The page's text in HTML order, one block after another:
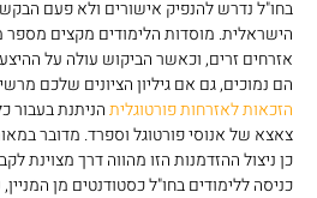
בחו"ל נדרש להנפיק אישורים ולא פעם
הישראלית. מוסדות הלימודים מקצים מספר
אזרחים זרים, וכאשר הביקוש עולה על
הם נמוכים, גם אם גיליון הציונים שלכם
הזכאות לאזרחות פורטוגליתהניתנת בעבור
צאצא של אנוסי פורטוגל וספרד. מדובר
כן ניצול ההזדמנות הזו מהווה דרך מצוינת
כניסה ללימודים בחו"ל כסטודנטים מן